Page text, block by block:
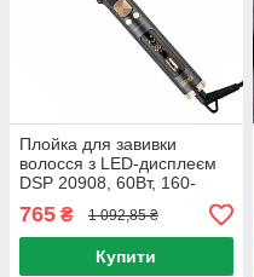
Плойка для завивки
волосся з LED-дисплеєм
DSP 20908, 60Вт, 160-
230℃ / Плойка хвиля /
Плойка-щипці для завивки
765 ₴ 1 092,85 ₴
Купити